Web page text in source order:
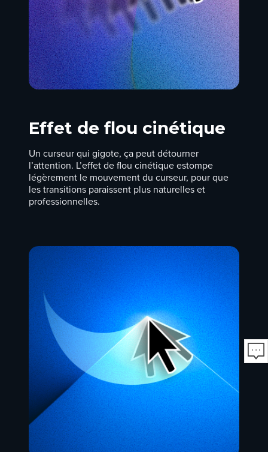
Effet de flou cinétique
Un curseur qui gigote, ça peut détourner
l’attention. L’effet de flou cinétique estompe
légèrement le mouvement du curseur, pour que
les transitions paraissent plus naturelles et
professionnelles.